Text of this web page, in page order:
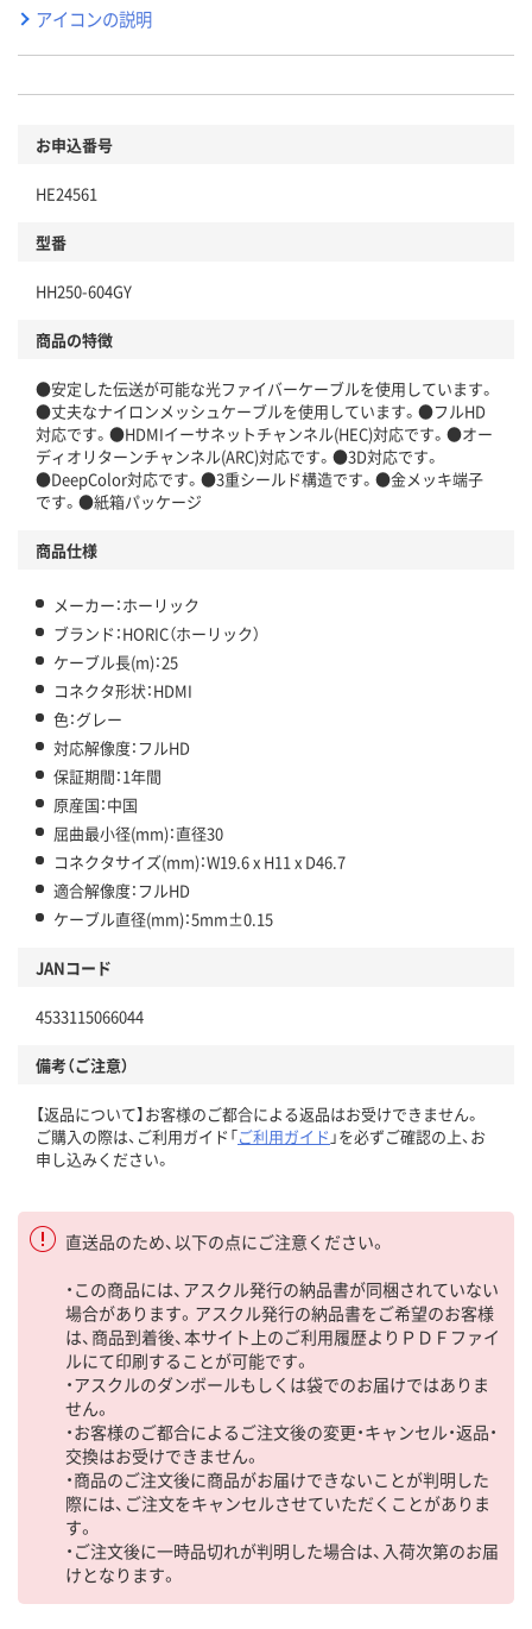
アイコンの説明
お申込番号
HE24561
型番
HH250-604GY
商品の特徴
●安定した伝送が可能な光ファイバーケーブルを使用しています。
●丈夫なナイロンメッシュケーブルを使用しています。●フルHD
対応です。●HDMIイーサネットチャンネル(HEC)対応です。●オー
ディオリターンチャンネル(ARC)対応です。●3D対応です。
●DeepColor対応です。●3重シールド構造です。●金メッキ端子
です。●紙箱パッケージ
商品仕様
メーカー：ホーリック
ブランド：HORIC（ホーリック）
ケーブル長(m)：25
コネクタ形状：HDMI
色：グレー
対応解像度：フルHD
保証期間：1年間
原産国：中国
屈曲最小径(mm)：直径30
コネクタサイズ(mm)：W19.6 x H11 x D46.7
適合解像度：フルHD
ケーブル直径(mm)：5mm±0.15
JANコード
4533115066044
備考（ご注意）
【返品について】お客様のご都合による返品はお受けできません。
ご購入の際は、ご利用ガイド「ご利用ガイド 」を必ずご確認の上、お
申し込みください。
直送品のため、以下の点にご注意ください。
・この商品には、アスクル発行の納品書が同梱されていない
場合があります。アスクル発行の納品書をご希望のお客様
は、商品到着後、本サイト上のご利用履歴よりＰＤＦファイ
ルにて印刷することが可能です。
・アスクルのダンボールもしくは袋でのお届けではありま
せん。
・お客様のご都合によるご注文後の変更・キャンセル・返品・
交換はお受けできません。
・商品のご注文後に商品がお届けできないことが判明した
際には、ご注文をキャンセルさせていただくことがありま
す。
・ご注文後に一時品切れが判明した場合は、入荷次第のお届
けとなります。